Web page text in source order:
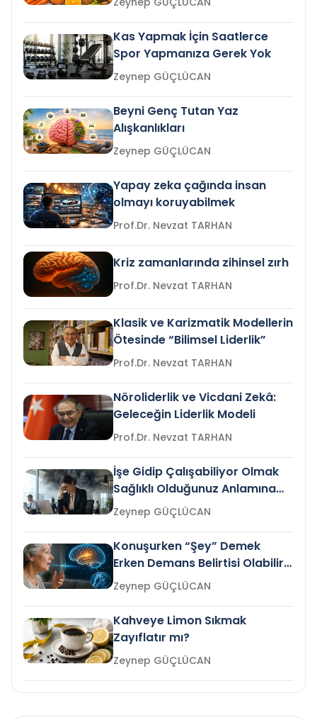
Kas Yapmak İçin Saatlerce
Spor Yapmanıza Gerek Yok
Zeynep GÜÇLÜCAN
Beyni Genç Tutan Yaz
Alışkanlıkları
Zeynep GÜÇLÜCAN
Yapay zeka çağında insan
olmayı koruyabilmek
Prof.Dr. Nevzat TARHAN
Kriz zamanlarında zihinsel zırh
Prof.Dr. Nevzat TARHAN
Klasik ve Karizmatik Modellerin
Ötesinde “Bilimsel Liderlik”
Prof.Dr. Nevzat TARHAN
Nöroliderlik ve Vicdani Zekâ:
Geleceğin Liderlik Modeli
Prof.Dr. Nevzat TARHAN
İşe Gidip Çalışabiliyor Olmak
Sağlıklı Olduğunuz Anlamına
Gelir mi?Zeynep GÜÇLÜCAN
Konuşurken “Şey” Demek
Erken Demans Belirtisi Olabilir
mi?
Zeynep GÜÇLÜCAN
Kahveye Limon Sıkmak
Zayıflatır mı?
Zeynep GÜÇLÜCAN